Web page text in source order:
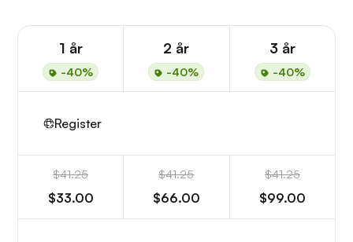
1 år
-40%
2 år
-40%
3 år
-40%
Register
$41.25
$33.00
$41.25
$66.00
$41.25
$99.00